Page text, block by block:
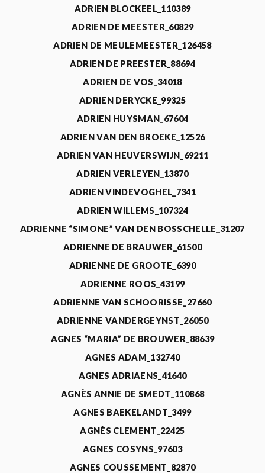
ADRIEN BLOCKEEL_110389
ADRIEN DE MEESTER_60829
ADRIEN DE MEULEMEESTER_126458
ADRIEN DE PREESTER_88694
ADRIEN DE VOS_34018
ADRIEN DERYCKE_99325
ADRIEN HUYSMAN_67604
ADRIEN VAN DEN BROEKE_12526
ADRIEN VAN HEUVERSWIJN_69211
ADRIEN VERLEYEN_13870
ADRIEN VINDEVOGHEL_7341
ADRIEN WILLEMS_107324
ADRIENNE “SIMONE” VAN DEN BOSSCHELLE_31207
ADRIENNE DE BRAUWER_61500
ADRIENNE DE GROOTE_6390
ADRIENNE ROOS_43199
ADRIENNE VAN SCHOORISSE_27660
ADRIENNE VANDERGEYNST_26050
AGNES “MARIA” DE BROUWER_88639
AGNES ADAM_132740
AGNES ADRIAENS_41640
AGNÈS ANNIE DE SMEDT_110868
AGNES BAEKELANDT_3499
AGNÈS CLEMENT_22425
AGNES COSYNS_97603
AGNES COUSSEMENT_82870